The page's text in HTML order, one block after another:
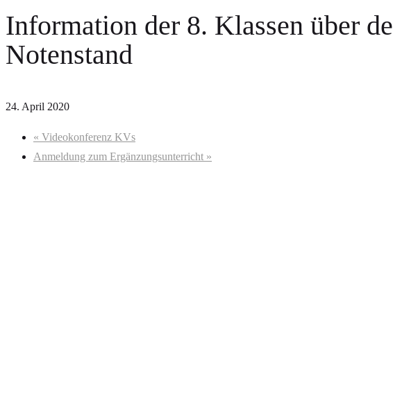
Information der 8. Klassen über
Notenstand
24. April 2020
« Videokonferenz KVs
Anmeldung zum Ergänzungsunterricht »